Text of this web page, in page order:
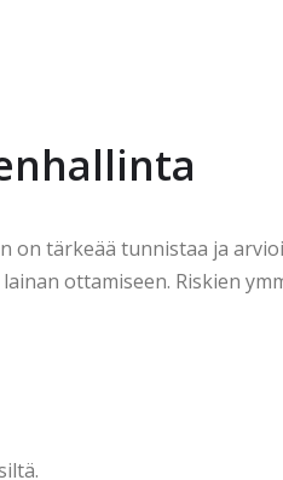
on tärkeää tunnistaa ja
ottamiseen. Riskien